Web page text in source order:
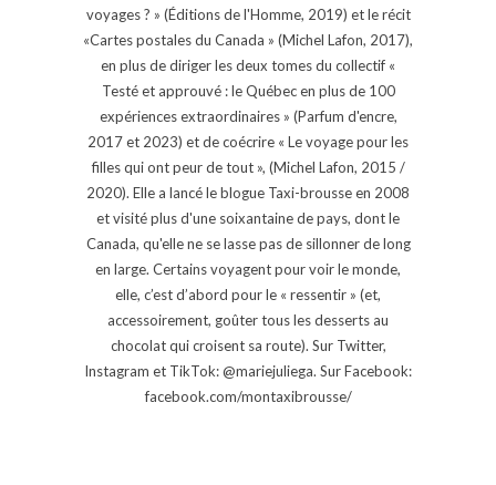
voyages ? » (Éditions de l'Homme, 2019) et le récit
«Cartes postales du Canada » (Michel Lafon, 2017),
en plus de diriger les deux tomes du collectif «
Testé et approuvé : le Québec en plus de 100
expériences extraordinaires » (Parfum d'encre,
2017 et 2023) et de coécrire « Le voyage pour les
filles qui ont peur de tout », (Michel Lafon, 2015 /
2020). Elle a lancé le blogue Taxi-brousse en 2008
et visité plus d'une soixantaine de pays, dont le
Canada, qu'elle ne se lasse pas de sillonner de long
en large. Certains voyagent pour voir le monde,
elle, c’est d’abord pour le « ressentir » (et,
accessoirement, goûter tous les desserts au
chocolat qui croisent sa route). Sur Twitter,
Instagram et TikTok: @mariejuliega. Sur Facebook:
facebook.com/montaxibrousse/